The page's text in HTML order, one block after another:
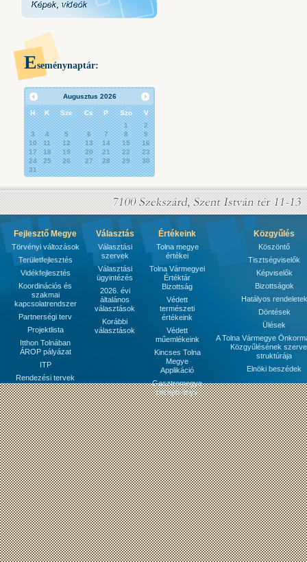
Eseménynaptár:
Augusztus 2026
H K Sze Cs P Szo
V
1
2
3
4 5 6 7 8
9
10
11 12 13 14 15
16
17
18 19 20 21 22
23
24
25 26 27 28 29
30
31
Fejlesztő Megye
Törvényi változások
Területfejlesztés
Vidékfejlesztés
Koordinációs és
szakmai
kapcsolatrendszer
Partnerségi terv
Projektlista
Itthon Tolnában
ÁROP pályázat
ITP
Rendezési tervek
Választás
Választási
szervek
Választási
ügyintézés
2026. évi
általános
választások
Korábbi
választások
Értékeink
Tolna megye
értékei
Tolna Vármegyei
Értéktár
Bizottság
Védett
természeti
értékeink
Védett
műemlékeink
Kincses Tolna
Megye
Applikáció
Gasztromegye
receptkönyv
Közgyűlés
Köszöntő
Tisztségviselők
Képviselők
Bizottságok
Hatályos rendeletek
Döntések
Ülések
A Tolna Vármegye
Közgyűlésének
struktúrája
Elnöki beszédek